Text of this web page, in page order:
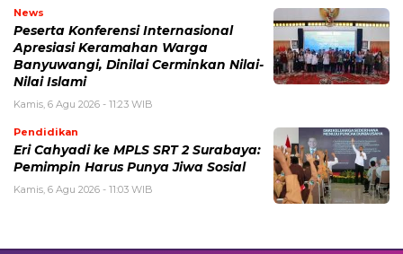
News
Peserta Konferensi Internasional
Apresiasi Keramahan Warga
Banyuwangi, Dinilai Cerminkan Nilai-
Nilai Islami
Kamis, 6 Agu 2026 - 11:23 WIB
Pendidikan
Eri Cahyadi ke MPLS SRT 2 Surabaya:
Pemimpin Harus Punya Jiwa Sosial
Kamis, 6 Agu 2026 - 11:03 WIB